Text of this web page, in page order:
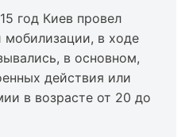
год Киев провел
мобилизации, в ходе
в основном,
действия или
в возрасте от 20 до